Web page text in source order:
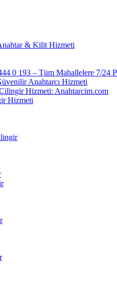
& Kilit Hizmeti
0 193 – Tüm Mahallelere 7/24
Anahtarcı Hizmeti
Hizmeti: Anahtarcim.com
Hizmeti